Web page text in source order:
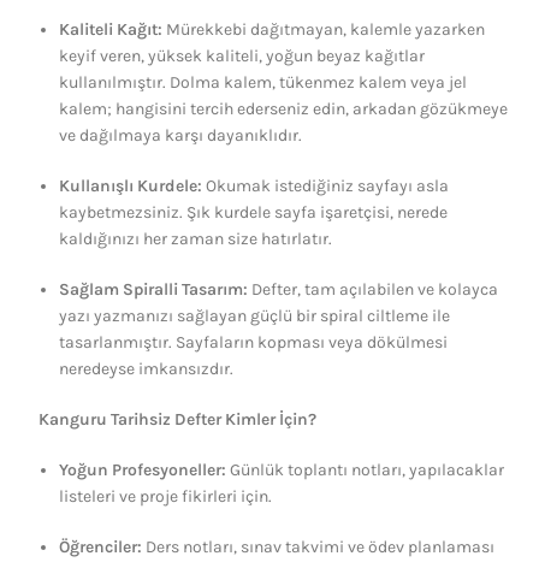
Kaliteli Kağıt: Mürekkebi dağıtmayan, kalemle yazarken
keyif veren, yüksek kaliteli, yoğun beyaz kağıtlar
kullanılmıştır. Dolma kalem, tükenmez kalem veya jel
kalem; hangisini tercih ederseniz edin, arkadan gözükmeye
ve dağılmaya karşı dayanıklıdır.
Kullanışlı Kurdele: Okumak istediğiniz sayfayı asla
kaybetmezsiniz. Şık kurdele sayfa işaretçisi, nerede
kaldığınızı her zaman size hatırlatır.
Sağlam Spiralli Tasarım: Defter, tam açılabilen ve kolayca
yazı yazmanızı sağlayan güçlü bir spiral ciltleme ile
tasarlanmıştır. Sayfaların kopması veya dökülmesi
neredeyse imkansızdır.
Kanguru Tarihsiz Defter Kimler İçin?
Yoğun Profesyoneller: Günlük toplantı notları, yapılacaklar
listeleri ve proje fikirleri için.
Öğrenciler: Ders notları, sınav takvimi ve ödev planlaması